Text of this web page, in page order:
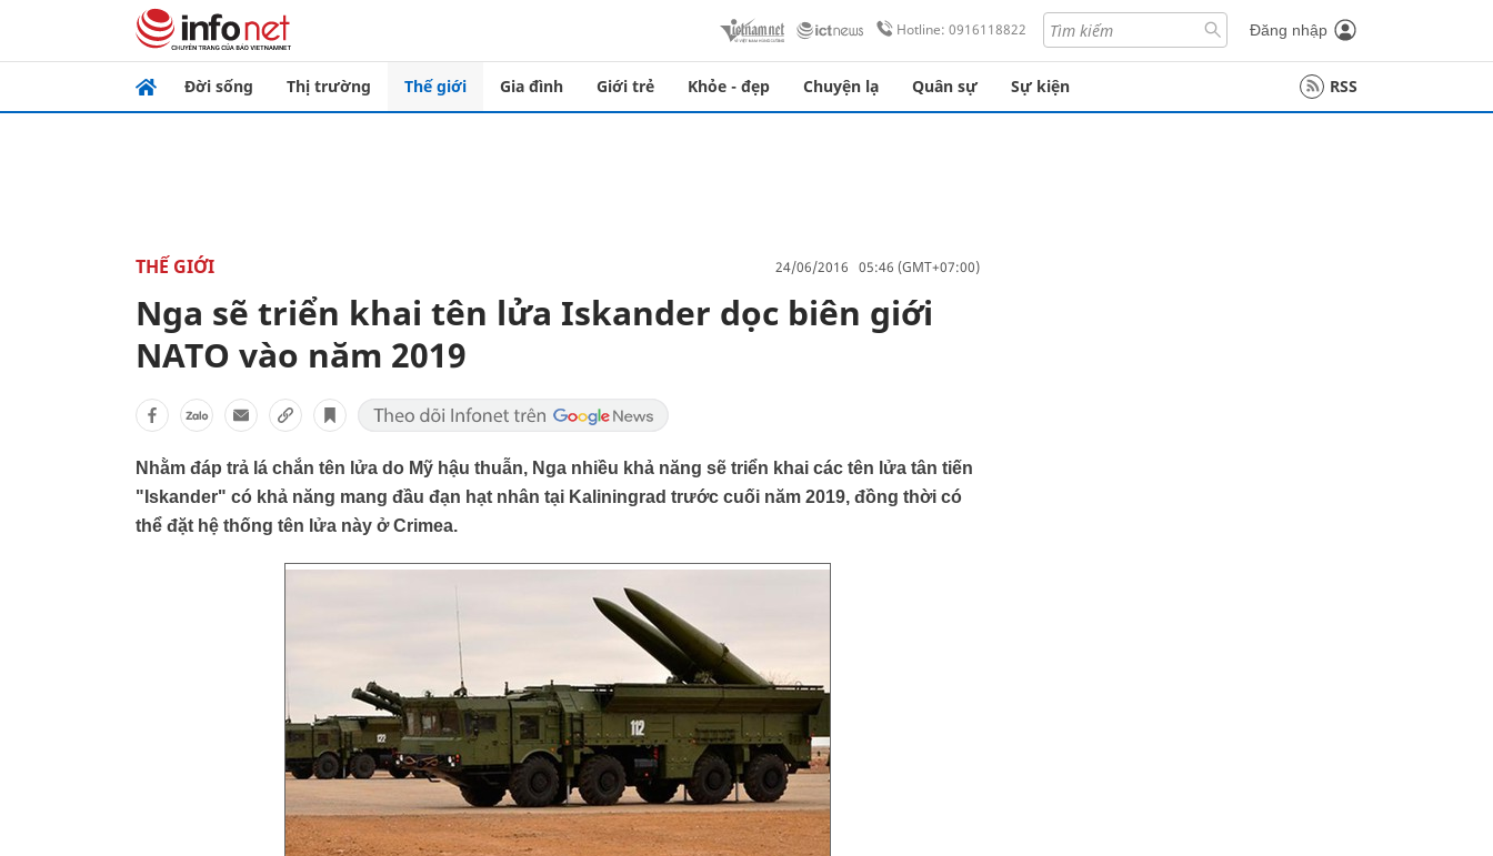
Hotline: 0916118822 Đăng nhập
Đời sống Thị trường Thế giới Gia đình Giới trẻ Khỏe - đẹp Chuyện lạ Quân sự Sự kiện RSS
THẾ GIỚI 24/06/2016 05:46 (GMT+07:00)
Nga sẽ triển khai tên lửa Iskander dọc biên giới
NATO vào năm 2019
Nhằm đáp trả lá chắn tên lửa do Mỹ hậu thuẫn, Nga nhiều khả năng sẽ triển khai các tên lửa tân tiến
"Iskander" có khả năng mang đầu đạn hạt nhân tại Kaliningrad trước cuối năm 2019, đồng thời có
thể đặt hệ thống tên lửa này ở Crimea.